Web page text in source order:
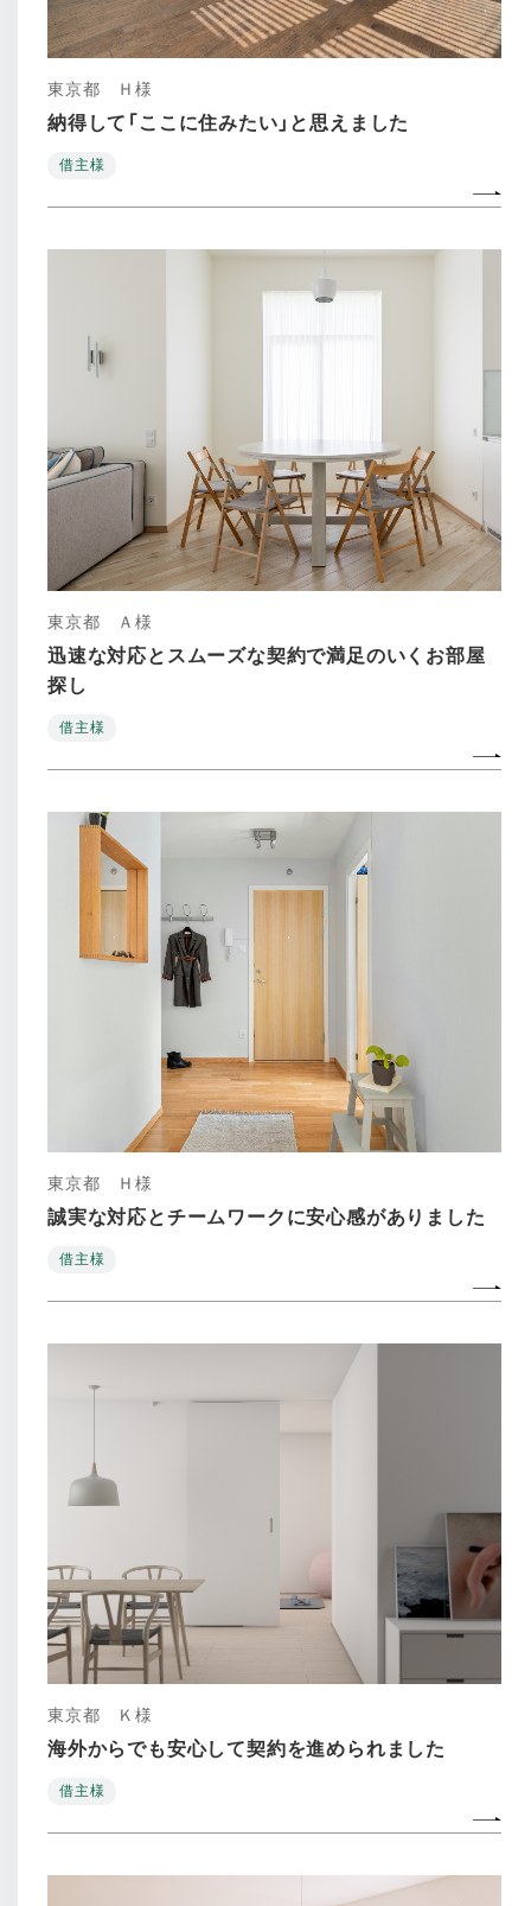
東京都 Ｈ様
納得して「ここに住みたい」と思えました
借主様
東京都 Ａ様
迅速な対応とスムーズな契約で満足のいくお部屋
探し
借主様
東京都 Ｈ様
誠実な対応とチームワークに安心感がありました
借主様
東京都 Ｋ様
海外からでも安心して契約を進められました
借主様